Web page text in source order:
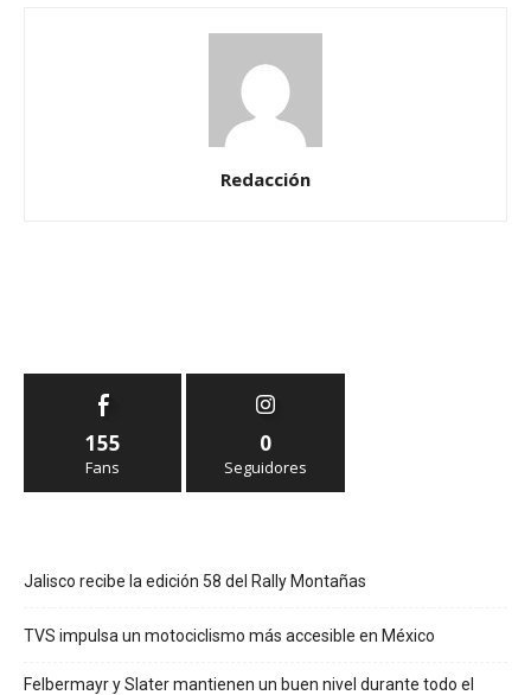
Redacción
155
Fans
0
Seguidores
Jalisco recibe la edición 58 del Rally Montañas
TVS impulsa un motociclismo más accesible en México
Felbermayr y Slater mantienen un buen nivel durante todo el